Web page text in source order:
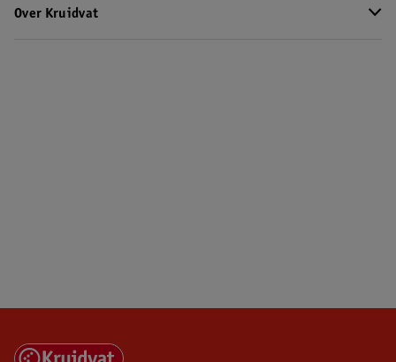
Over Kruidvat